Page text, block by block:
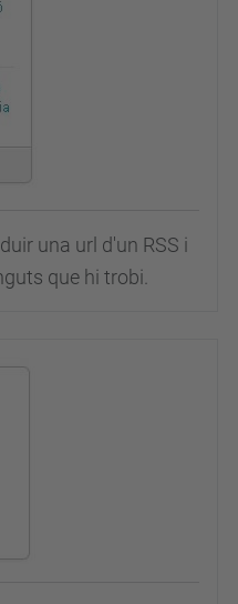
una url d'un RSS i
que hi trobi.